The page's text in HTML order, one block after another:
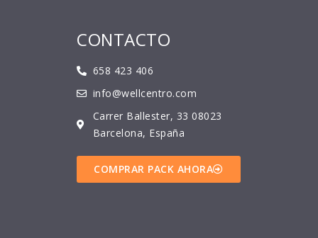
CONTACTO
658 423 406
info@wellcentro.com
Carrer Ballester, 33 08023
Barcelona, España
COMPRAR PACK AHORA